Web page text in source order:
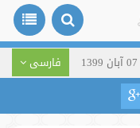
فارسی